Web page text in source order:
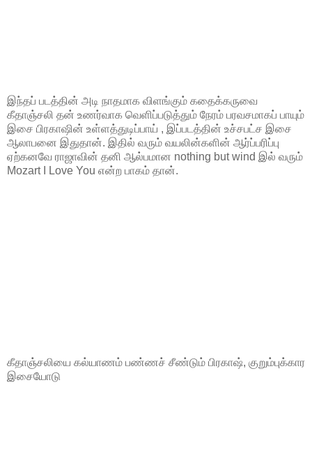
இந்தப் படத்தின் அடி நாதமாக விளங்கும் கதைக்கருவை
கீதாஞ்சலி தன் உணர்வாக வெளிப்படுத்தும் நேரம் பரவசமாகப் பாயும்
இசை பிரகாஷின் உள்ளத்துடிப்பாய் , இப்படத்தின் உச்சபட்ச இசை
ஆலாபனை இதுதான். இதில் வரும் வயலின்களின் ஆர்ப்பரிப்பு
ஏற்கனவே ராஜாவின் தனி ஆல்பமான nothing but wind இல் வரும்
Mozart I Love You என்ற பாகம் தான்.
கீதாஞ்சலியை கல்யாணம் பண்ணச் சீண்டும் பிரகாஷ், குறும்புக்கார
இசையோடு